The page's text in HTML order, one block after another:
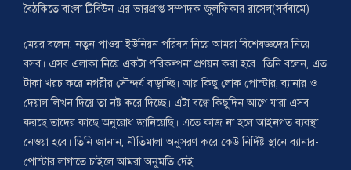
বৈঠকিতে বাংলা ট্রিবিউন এর ভারপ্রাপ্ত সম্পাদক জুলফিকার রাসেল(সর্ববামে)
মেয়র বলেন, নতুন পাওয়া ইউনিয়ন পরিষদ নিয়ে আমরা বিশেষজ্ঞদের নিয়ে
বসব। এসব এলাকা নিয়ে একটা পরিকল্পনা প্রণয়ন করা হবে। তিনি বলেন, এত
টাকা খরচ করে নগরীর সৌন্দর্য বাড়াচ্ছি। আর কিছু লোক পোস্টার, ব্যানার ও
দেয়াল লিখন দিয়ে তা নষ্ট করে দিচ্ছে। এটা বন্ধে কিছুদিন আগে যারা এসব
করছে তাদের কাছে অনুরোধ জানিয়েছি। এতে কাজ না হলে আইনগত ব্যবস্থা
নেওয়া হবে। তিনি জানান, নীতিমালা অনুসরণ করে কেউ নির্দিষ্ট স্থানে ব্যানার-
পোস্টার লাগাতে চাইলে আমরা অনুমতি দেই।